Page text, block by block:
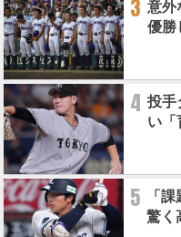
3 意外
優勝
4 投手
い「
5
「
驚く